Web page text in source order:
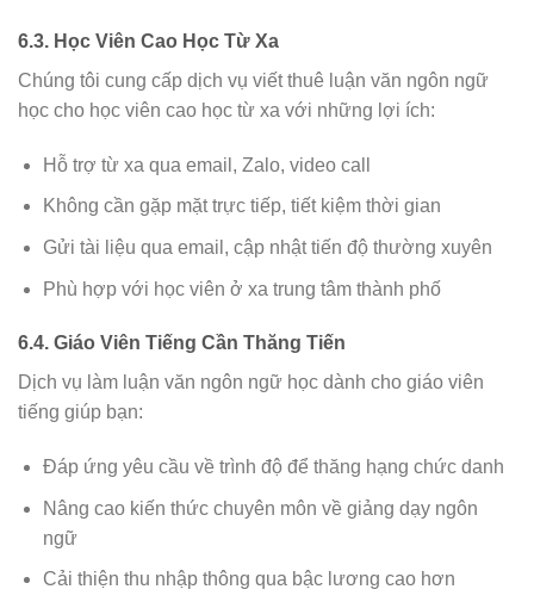
6.3. Học Viên Cao Học Từ Xa
Chúng tôi cung cấp dịch vụ viết thuê luận văn ngôn ngữ
học cho học viên cao học từ xa với những lợi ích:
Hỗ trợ từ xa qua email, Zalo, video call
Không cần gặp mặt trực tiếp, tiết kiệm thời gian
Gửi tài liệu qua email, cập nhật tiến độ thường xuyên
Phù hợp với học viên ở xa trung tâm thành phố
6.4. Giáo Viên Tiếng Cần Thăng Tiến
Dịch vụ làm luận văn ngôn ngữ học dành cho giáo viên
tiếng giúp bạn:
Đáp ứng yêu cầu về trình độ để thăng hạng chức danh
Nâng cao kiến thức chuyên môn về giảng dạy ngôn
ngữ
Cải thiện thu nhập thông qua bậc lương cao hơn